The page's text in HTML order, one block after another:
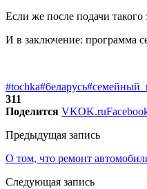
Если же после подачи такого
И в заключение: программа
#tochka#беларусь
311
Поделится VKOK.ru
Предыдущая запись
О том, что ремонт
Следующая запись